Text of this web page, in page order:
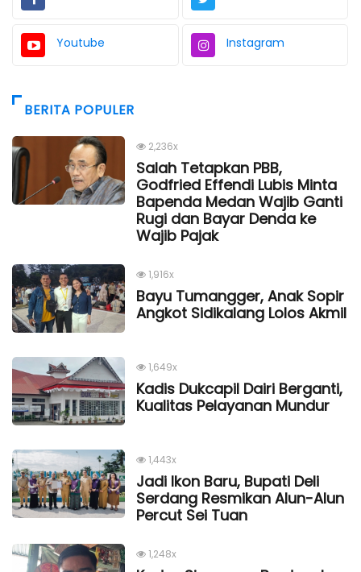
Youtube Instagram
BERITA POPULER
2,236x
Salah Tetapkan PBB,
Godfried Effendi Lubis Minta
Bapenda Medan Wajib Ganti
Rugi dan Bayar Denda ke
Wajib Pajak
1,916x
Bayu Tumangger, Anak Sopir
Angkot Sidikalang Lolos Akmil
1,649x
Kadis Dukcapil Dairi Berganti,
Kualitas Pelayanan Mundur
1,443x
Jadi Ikon Baru, Bupati Deli
Serdang Resmikan Alun-Alun
Percut Sei Tuan
1,248x